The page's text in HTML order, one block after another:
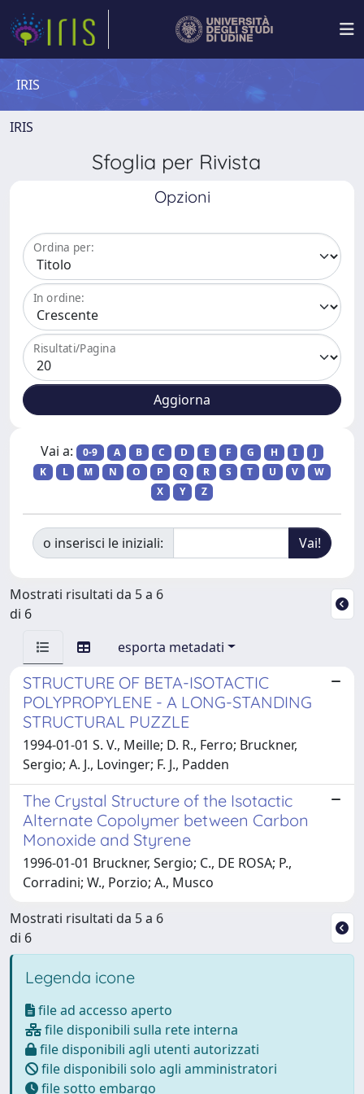
IRIS
IRIS
Sfoglia per Rivista
Opzioni
Ordina per:
In ordine:
Risultati/Pagina
Vai a: 0-9 A B C D E F G H I
J
K
L M N O P Q R S T U V
W
X
Y Z
o inserisci le iniziali:
Mostrati risultati da 5 a 6
di 6
esporta metadati
STRUCTURE OF BETA-ISOTACTIC
POLYPROPYLENE - A LONG-STANDING
STRUCTURAL PUZZLE
1994-01-01 S. V., Meille; D. R., Ferro; Bruckner,
Sergio; A. J., Lovinger; F. J., Padden
The Crystal Structure of the Isotactic
Alternate Copolymer between Carbon
Monoxide and Styrene
1996-01-01 Bruckner, Sergio; C., DE ROSA; P.,
Corradini; W., Porzio; A., Musco
Mostrati risultati da 5 a 6
di 6
Legenda icone
file ad accesso aperto
file disponibili sulla rete interna
file disponibili agli utenti autorizzati
file disponibili solo agli amministratori
file sotto embargo